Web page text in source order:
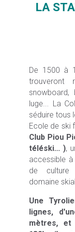
LA
De 1500 à
luge... La
séduire tous
Ecole de ski
Club Piou
téléski... ),
accessible
de culture
domaine
Une
lignes,
mètres, et